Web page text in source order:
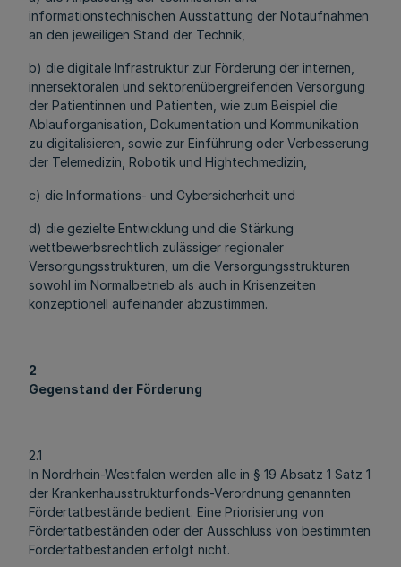
informationstechnischen Ausstattung der Notaufnahmen
an den jeweiligen Stand der Technik,
b) die digitale Infrastruktur zur Förderung der internen,
innersektoralen und sektorenübergreifenden Versorgung
der Patientinnen und Patienten, wie zum Beispiel die
Ablauforganisation, Dokumentation und Kommunikation
zu digitalisieren, sowie zur Einführung oder Verbesserung
der Telemedizin, Robotik und Hightechmedizin,
c) die Informations- und Cybersicherheit und
d) die gezielte Entwicklung und die Stärkung
wettbewerbsrechtlich zulässiger regionaler
Versorgungsstrukturen, um die Versorgungsstrukturen
sowohl im Normalbetrieb als auch in Krisenzeiten
konzeptionell aufeinander abzustimmen.
2
Gegenstand der Förderung
2.1
In Nordrhein-Westfalen werden alle in § 19 Absatz 1 Satz 1
der Krankenhausstrukturfonds-Verordnung genannten
Fördertatbestände bedient. Eine Priorisierung von
Fördertatbeständen oder der Ausschluss von bestimmten
Fördertatbeständen erfolgt nicht.